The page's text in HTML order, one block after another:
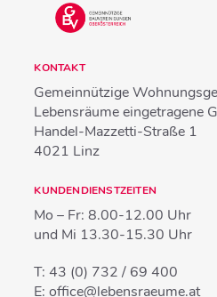
KONTAKT
Gemeinnützige
Lebensräume eingetragene
Handel-Mazzetti-Straße 1
4021 Linz
KUNDENDIENSTZEITEN
Mo – Fr: 8.00-12.00 Uhr
und Mi 13.30-15.30 Uhr
T:43 (0) 732 / 69 400
E:office@lebensraeume.at